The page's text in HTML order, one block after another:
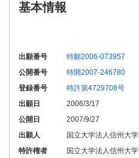
基本情報
出願番号
特願2006-073957
公開番号
特開2007-246780
登録番号
特許第4729708号
出願日
2006/3/17
公開日
2007/9/27
出願人
国立大学法人信州大学
特許権者
国立大学法人信州大学